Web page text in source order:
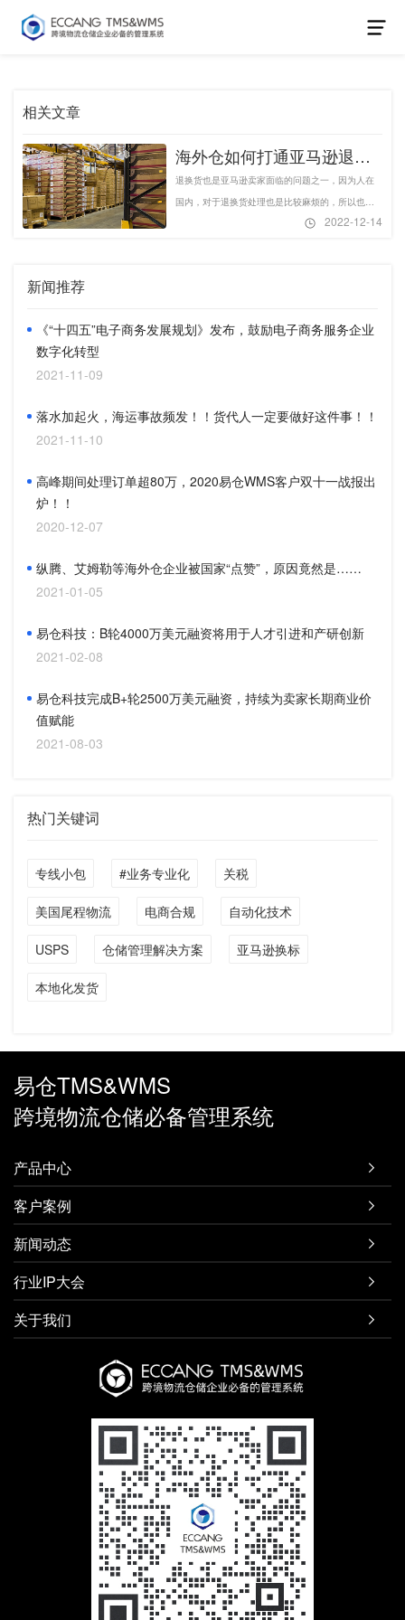
相关文章
海外仓如何打通亚马逊退换
货功能？-易仓科技
退换货也是亚马逊卖家面临的问题之一，因为人在
国内，对于退换货处理也是比较麻烦的，所以也就
有了海外仓的亚马逊退换货处理业务。海外仓想要
2022-12-14
新闻推荐
《“十四五”电子商务发展规划》发布，鼓励电子商务服务企业
数字化转型
2021-11-09
落水加起火，海运事故频发！！货代人一定要做好这件事！！
2021-11-10
高峰期间处理订单超80万，2020易仓WMS客户双十一战报出
炉！！
2020-12-07
纵腾、艾姆勒等海外仓企业被国家“点赞”，原因竟然是……
2021-01-05
易仓科技：B轮4000万美元融资将用于人才引进和产研创新
2021-02-08
易仓科技完成B+轮2500万美元融资，持续为卖家长期商业价
值赋能
2021-08-03
热门关键词
专线小包 #业务专业化 关税
美国尾程物流 电商合规 自动化技术
USPS 仓储管理解决方案 亚马逊换标
本地化发货
易仓TMS&WMS
跨境物流仓储必备管理系统
产品中心 
客户案例 
新闻动态 
行业IP大会 
关于我们 